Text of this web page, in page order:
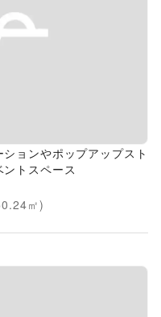
ョンやポップアップスト
トスペース
㎡)